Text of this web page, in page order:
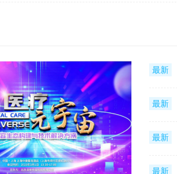
最新
最新
最新
最新